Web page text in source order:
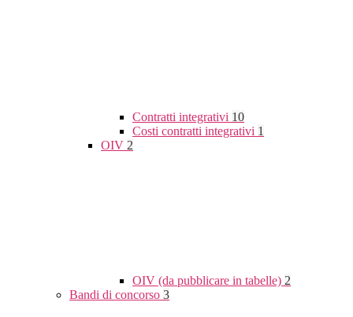
Contratti integrativi 10
Costi contratti integrativi 1
OIV 2
OIV (da pubblicare in tabelle) 2
Bandi di concorso 3